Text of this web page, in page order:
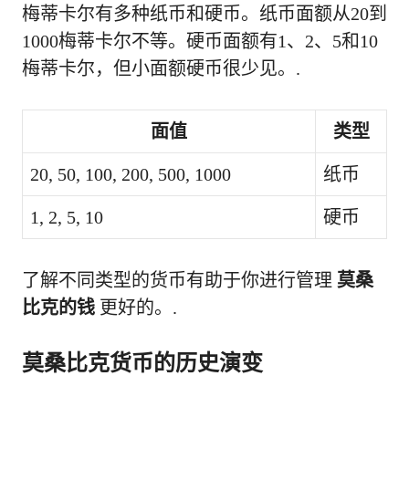
梅蒂卡尔有多种纸币和硬币。纸币面额从20到
1000梅蒂卡尔不等。硬币面额有1、2、5和10
梅蒂卡尔，但小面额硬币很少见。.
面值 类型
20, 50, 100, 200, 500, 1000 纸币
1, 2, 5, 10 硬币
了解不同类型的货币有助于你进行管理 莫桑
比克的钱 更好的。.
莫桑比克货币的历史演变